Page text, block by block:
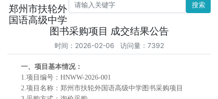
搜索
郑州市扶轮外
国语高级中学
图书采购项目 成交结果公告
时间：2026-02-06 访问量：7392
一、项目基本情况：
1.项目编号：HNWW-2026-001
2.项目名称：郑州市扶轮外国语高级中学图书采购项目